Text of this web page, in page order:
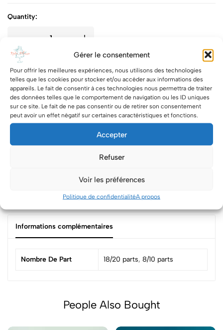
Gérer le consentement
Pour offrir les meilleures expériences, nous utilisons des technologies
telles que les cookies pour stocker et/ou accéder aux informations des
appareils. Le fait de consentir à ces technologies nous permettra de traiter
des données telles que le comportement de navigation ou les ID uniques
sur ce site. Le fait de ne pas consentir ou de retirer son consentement
peut avoir un effet négatif sur certaines caractéristiques et fonctions.
Accepter
Refuser
Voir les préférences
Politique de confidentialitéA propos
Quantity:
Ajouter au panier-59.00 €
Share
Category:
Tags:
Informations complémentaires
Nombre De Part 18/20 parts, 8/10 parts
People Also Bought